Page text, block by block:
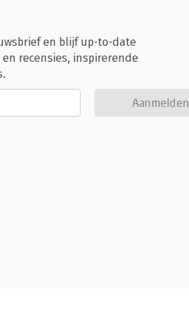
en blijf up-to-date
recensies, inspirerende
Aanmelden